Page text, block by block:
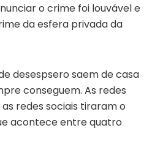
o crime foi louvável e
da esfera privada da
desespsero saem de casa
conseguem. As redes
redes sociais tiraram o
acontece entre quatro